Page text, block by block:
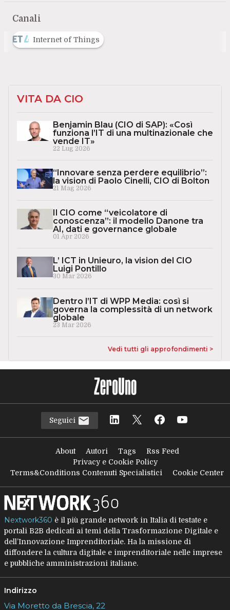
Canali
Internet of Things
VITA DA CIO
Benjamin Blau (CIO di SAP): «Così
funziona l’IT di una multinazionale che
vende IT»
22 Lug 2026
“Innovare senza perdere equilibrio”:
la vision di Paolo Cinelli, CIO di Bolton
21 Mag 2026
Il CIO come “veicolatore di
conoscenza”: il modello Danone tra
AI, dati e governance globale
01 Apr 2026
L’ ICT in Unieuro, la vision del CIO
Luigi Pontillo
30 Mar 2026
Dentro l’IT di WPP Media: così si
governa la complessità di un network
globale
23 Mar 2026
Vedi tutti gli approfondimenti >
Seguici
About Autori Tags
Rss Feed
Privacy e Cookie Policy
Terms&Conditions Contenuti Specialistici
Cookie Center
Nextwork360 è il più grande network in Italia di testate e
portali B2B dedicati ai temi della Trasformazione Digitale e
dell’Innovazione Imprenditoriale. Ha la missione di
diffondere la cultura digitale e imprenditoriale nelle imprese
e pubbliche amministrazioni italiane.
Indirizzo
Via Moretto da Brescia, 22